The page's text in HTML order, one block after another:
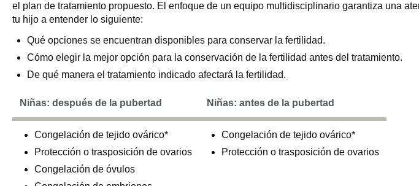
el plan de tratamiento propuesto. El enfoque de un equipo multidisciplinario garantiza una
tu hijo a entender lo siguiente:
Qué opciones se encuentran disponibles para conservar la fertilidad.
Cómo elegir la mejor opción para la conservación de la fertilidad antes del tratamiento.
De qué manera el tratamiento indicado afectará la fertilidad.
Niñas: después de la pubertad Niñas: antes de la pubertad
Congelación de tejido ovárico*
Protección o trasposición de ovarios
Congelación de óvulos
Congelación de tejido ovárico*
Protección o trasposición de ovarios